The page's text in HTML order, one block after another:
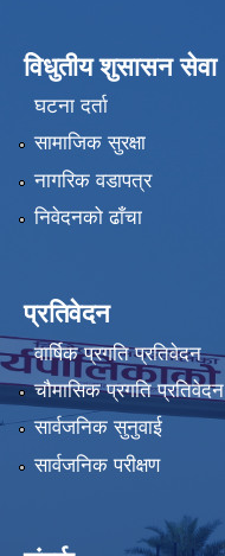
विधुतीय शुसासन सेवा
घटना दर्ता
सामाजिक सुरक्षा
नागरिक वडापत्र
निवेदनको ढाँचा
प्रतिवेदन
वार्षिक प्रगति प्रतिवेदन
चौमासिक प्रगति प्रतिवेदन
सार्वजनिक सुनुवाई
सार्वजनिक परीक्षण